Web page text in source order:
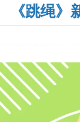
《跳绳